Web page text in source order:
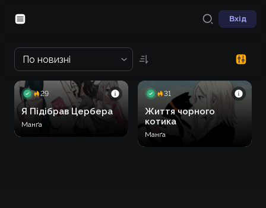
Вхід
По новизні
29
Я Підібрав Цербера
Манґа
31
Життя чорного
котика
Манґа